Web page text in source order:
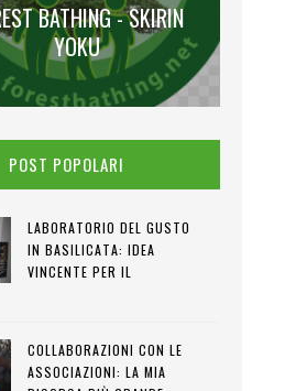
BATHING - SKIRIN
YOKU
POST POPOLARI
LABORATORIO DEL GUSTO
IN BASILICATA: IDEA
VINCENTE PER IL
COLLABORAZIONI CON LE
ASSOCIAZIONI: LA MIA